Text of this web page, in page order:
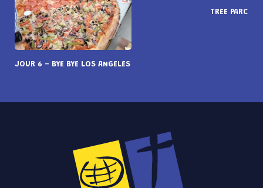
JOUR 6 - BYE BYE LOS ANGELES
TREE PARC